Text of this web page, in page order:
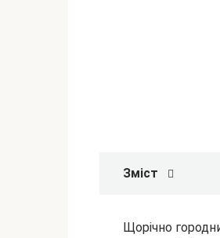
Зміст
Щорічно